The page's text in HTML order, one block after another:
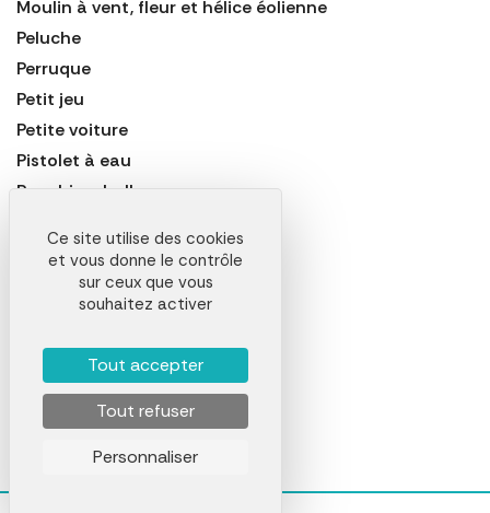
Moulin à vent, fleur et hélice éolienne
Peluche
Perruque
Petit jeu
Petite voiture
Pistolet à eau
Punching-ball
Set de peintur
Talkie walkie
Tapis de jeu
Tirelire
Trivial Pursuit
Trompette et corne de brume
Ce site utilise des cookies
et vous donne le contrôle
sur ceux que vous
souhaitez activer
Tout accepter
Tout refuser
Personnaliser